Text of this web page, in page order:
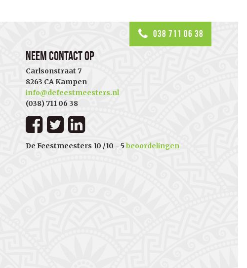
038 711 06 38
Neem contact op
Carlsonstraat 7
8263 CA Kampen
info@defeestmeesters.nl
(038) 711 06 38
De Feestmeesters 10 /10 - 5beoordelingen